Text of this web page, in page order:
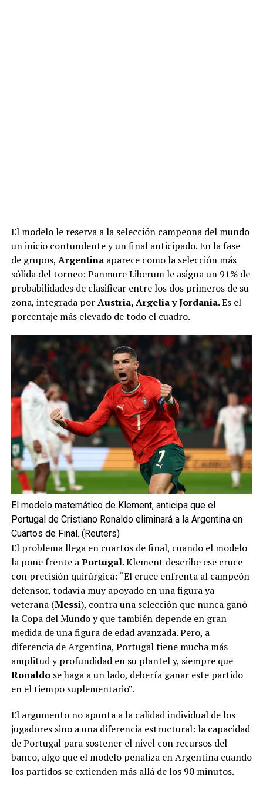
El modelo le reserva a la selección campeona del mundo
un inicio contundente y un final anticipado. En la fase
de grupos, Argentina aparece como la selección más
sólida del torneo: Panmure Liberum le asigna un 91% de
probabilidades de clasificar entre los dos primeros de su
zona, integrada porAustria, Argelia y Jordania. Es el
porcentaje más elevado de todo el cuadro.
El modelo matemático de Klement, anticipa que el
Portugal de Cristiano Ronaldo eliminará a la Argentina en
Cuartos de Final. (Reuters)
El problema llega en cuartos de final, cuando el modelo
la pone frente aPortugal. Klement describe ese cruce
con precisión quirúrgica: “El cruce enfrenta al campeón
defensor, todavía muy apoyado en una figura ya
veterana (Messi), contra una selección que nunca ganó
la Copa del Mundo y que también depende en gran
medida de una figura de edad avanzada. Pero, a
diferencia de Argentina, Portugal tiene mucha más
amplitud y profundidad en su plantel y, siempre que
Ronaldo se haga a un lado, debería ganar este partido
en el tiempo suplementario”.
El argumento no apunta a la calidad individual de los
jugadores sino a una diferencia estructural: la capacidad
de Portugal para sostener el nivel con recursos del
banco, algo que el modelo penaliza en Argentina cuando
los partidos se extienden más allá de los 90 minutos.